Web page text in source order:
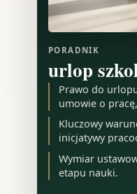
PORADNIK
urlop
Prawo do
umowie o
Kluczowy
inicjatywy
Wymiar
etapu nauki.